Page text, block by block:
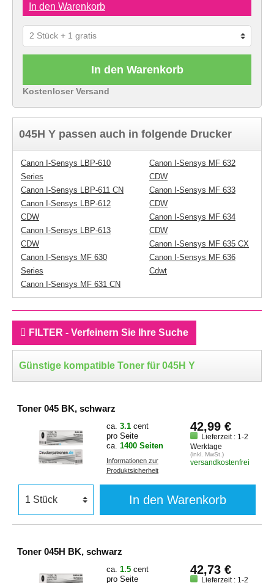
In den Warenkorb
In den Warenkorb
Kostenloser Versand
045H Y passen auch in folgende Drucker
Canon I-Sensys LBP-610
Series
Canon I-Sensys LBP-611 CN
Canon I-Sensys LBP-612
CDW
Canon I-Sensys LBP-613
CDW
Canon I-Sensys MF 630
Series
Canon I-Sensys MF 631 CN
Canon I-Sensys MF 632
CDW
Canon I-Sensys MF 633
CDW
Canon I-Sensys MF 634
CDW
Canon I-Sensys MF 635 CX
Canon I-Sensys MF 636
Cdwt
FILTER - Verfeinern Sie Ihre Suche
Günstige kompatible Toner für 045H Y
Toner 045 BK, schwarz
ca. 3.1 cent
pro Seite
ca. 1400 Seiten
Informationen zur
Produktsicherheit
42,99 €
Lieferzeit : 1-2
Werktage
(inkl. MwSt.)
versandkostenfrei
In den Warenkorb
Toner 045H BK, schwarz
ca. 1.5 cent
pro Seite
42,73 €
Lieferzeit : 1-2